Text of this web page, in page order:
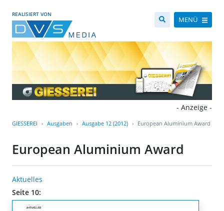
REALISIERT VON
MENÜ
- Anzeige -
GIESSEREI Ausgaben Ausgabe 12 (2012) European Aluminium Award
European Aluminium Award
Aktuelles
Seite 10: